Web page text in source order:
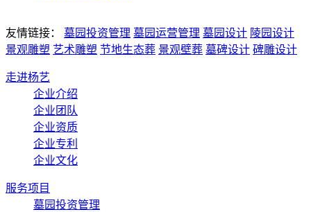
友情链接： 墓园投资管理 墓园运营管理 墓园设计 陵园设计
景观雕塑 艺术雕塑 节地生态葬 景观壁葬 墓碑设计 碑雕设计
走进杨艺
企业介绍
企业团队
企业资质
企业专利
企业文化
服务项目
墓园投资管理